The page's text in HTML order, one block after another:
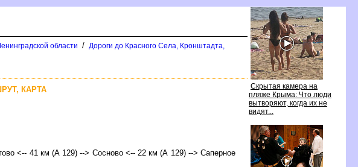
Скрытая камера на
пляже Крыма: Что люди
ытворяют, когда их не
идят...
области / Дороги до Красного Села, Кронштадта,
КАРТА
<-- 41 км (А 129) --> Сосново <-- 22 км (А 129) --> Саперное